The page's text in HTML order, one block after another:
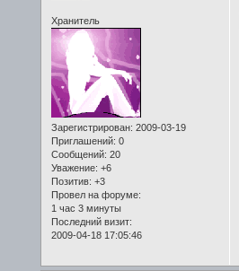
Хранитель
Зарегистрирован: 2009-03-19
Приглашений: 0
Сообщений: 20
Уважение: +6
Позитив: +3
Провел на форуме:
1 час 3 минуты
Последний визит:
2009-04-18 17:05:46